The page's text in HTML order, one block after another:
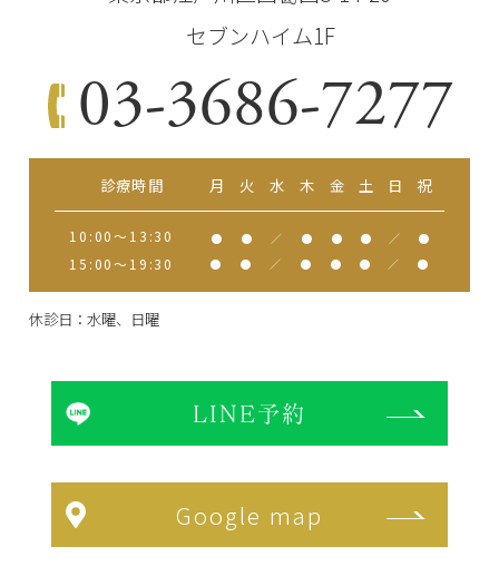
セブンハイム1F
03-3686-7277
診療時間 月 火 水 木 金 土 日 祝
10:00～13:30 ● ● ／ ● ● ● ／ ●
15:00～19:30 ● ● ／ ● ● ● ／ ●
休診日：水曜、日曜
LINE予約
Google map